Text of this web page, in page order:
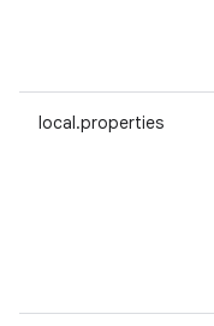
local.properties